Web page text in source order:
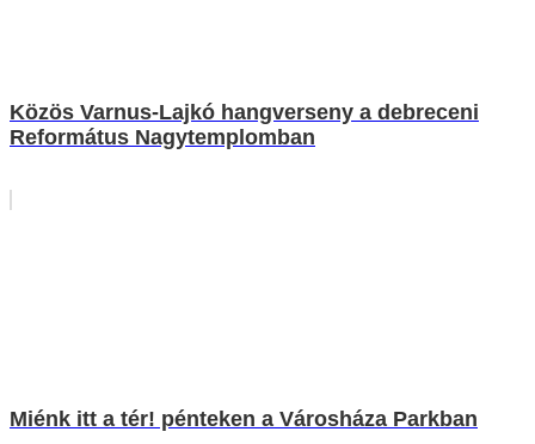
Közös Varnus-Lajkó hangverseny a debreceni
Református Nagytemplomban
Miénk itt a tér! pénteken a Városháza Parkban